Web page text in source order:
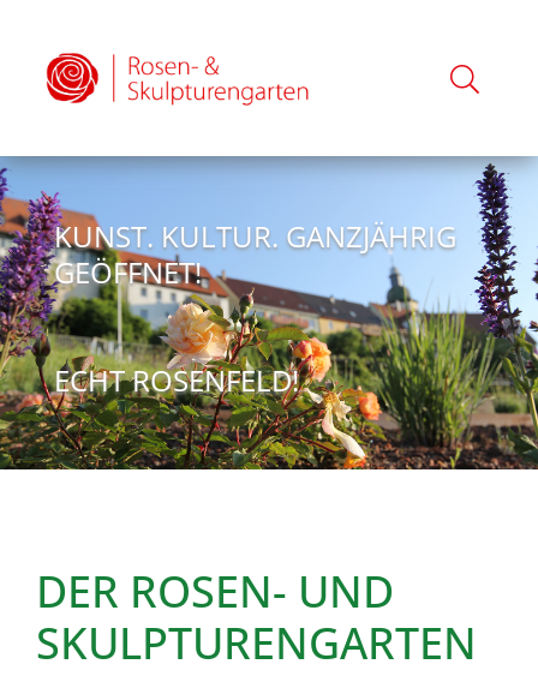
KUNST. KULTUR. GANZJÄHRIG
GEÖFFNET!
ECHT ROSENFELD!
DER ROSEN- UND
SKULPTURENGARTEN